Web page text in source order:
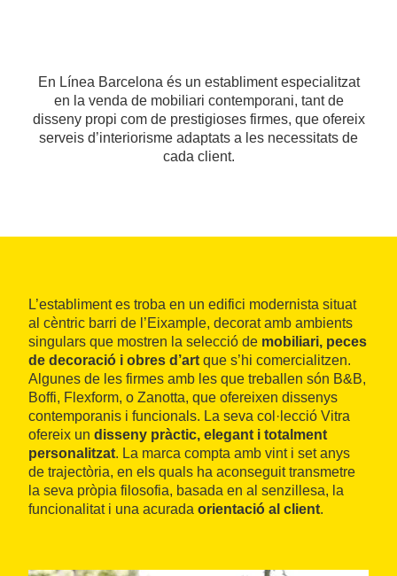
En Línea Barcelona és un establiment especialitzat
en la venda de mobiliari contemporani, tant de
disseny propi com de prestigioses firmes, que ofereix
serveis d’interiorisme adaptats a les necessitats de
cada client.
L’establiment es troba en un edifici modernista situat
al cèntric barri de l’Eixample, decorat amb ambients
singulars que mostren la selecció de mobiliari, peces
de decoració i obres d’art que s’hi comercialitzen.
Algunes de les firmes amb les que treballen són B&B,
Boffi, Flexform, o Zanotta, que ofereixen dissenys
contemporanis i funcionals. La seva col·lecció Vitra
ofereix un disseny pràctic, elegant i totalment
personalitzat. La marca compta amb vint i set anys
de trajectòria, en els quals ha aconseguit transmetre
la seva pròpia filosofia, basada en al senzillesa, la
funcionalitat i una acurada orientació al client.